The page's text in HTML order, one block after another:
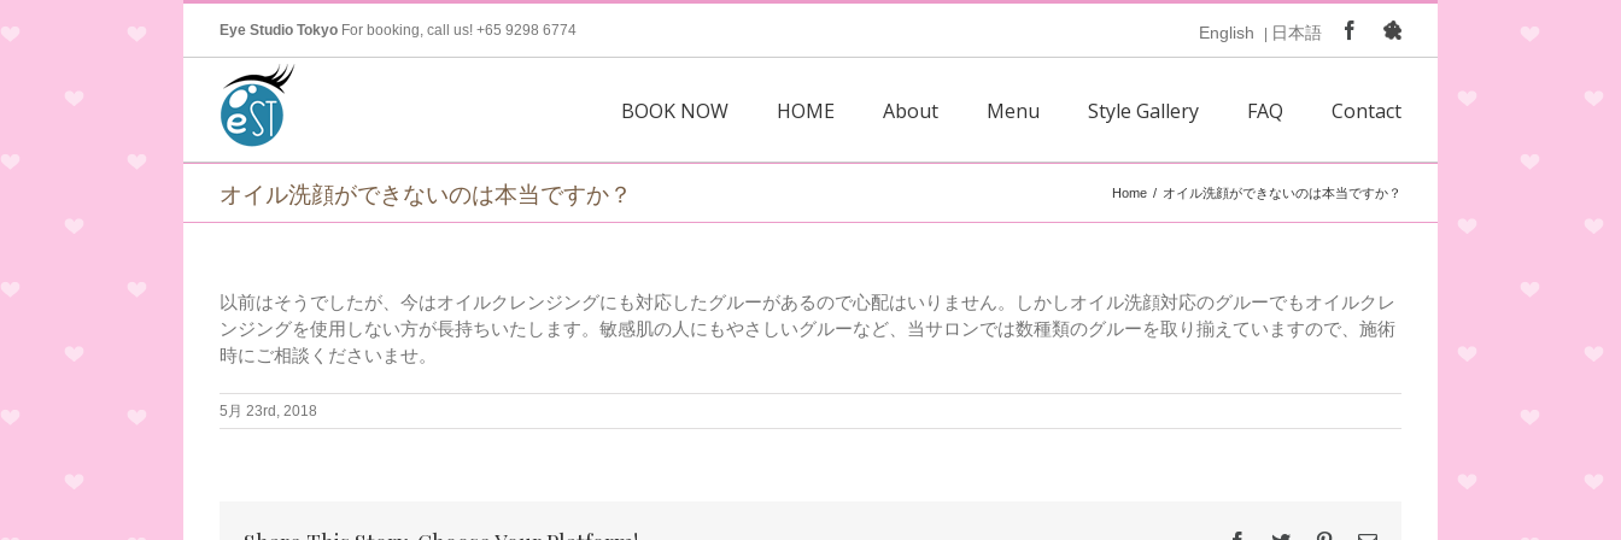
Eye Studio Tokyo For booking, call us! +65 9298 6774 Facebook
Ameblo
English 日本語
BOOK NOW HOME About Menu Style Gallery FAQ Contact
オイル洗顔ができないのは本当ですか？ Home / オイル洗顔ができないのは本当ですか？
以前はそうでしたが、今はオイルクレンジングにも対応したグルーがあるので心配はいりません。しかしオイル洗顔対応のグルーでもオイルクレ
ンジングを使用しない方が長持ちいたします。敏感肌の人にもやさしいグルーなど、当サロンでは数種類のグルーを取り揃えていますので、施術
時にご相談くださいませ。
5月 23rd, 2018